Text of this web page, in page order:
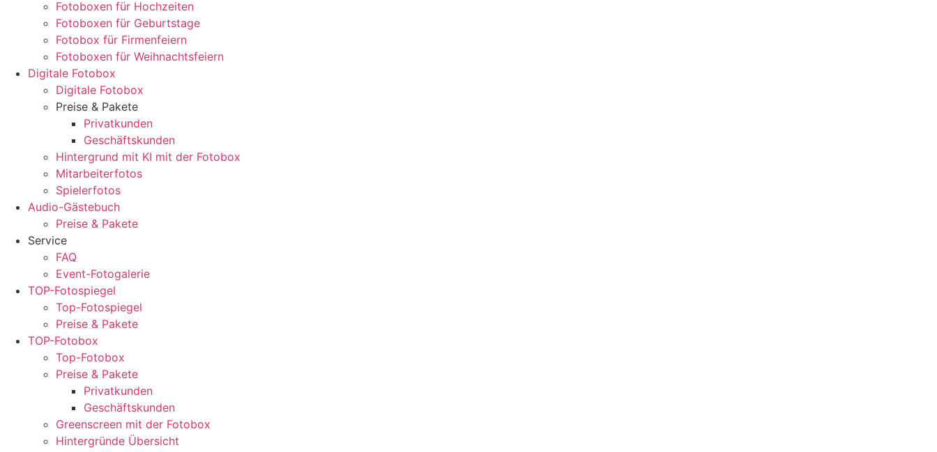
Fotoboxen für Hochzeiten
Fotoboxen für Geburtstage
Fotobox für Firmenfeiern
Fotoboxen für Weihnachtsfeiern
Digitale Fotobox
Digitale Fotobox
Preise & Pakete
Privatkunden
Geschäftskunden
Hintergrund mit KI mit der Fotobox
Mitarbeiterfotos
Spielerfotos
Audio-Gästebuch
Preise & Pakete
Service
FAQ
Event-Fotogalerie
TOP-Fotospiegel
Top-Fotospiegel
Preise & Pakete
TOP-Fotobox
Top-Fotobox
Preise & Pakete
Privatkunden
Geschäftskunden
Greenscreen mit der Fotobox
Hintergründe Übersicht